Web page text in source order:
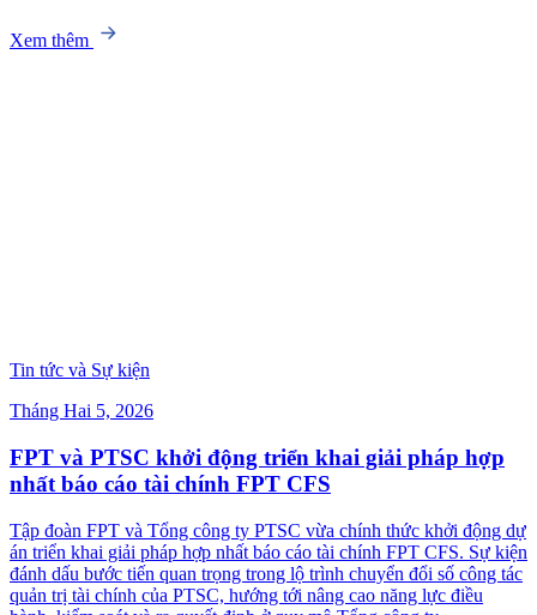
Xem thêm
Tin tức và Sự kiện
Tháng Hai 5, 2026
FPT và PTSC khởi động triển khai giải pháp hợp
nhất báo cáo tài chính FPT CFS
Tập đoàn FPT và Tổng công ty PTSC vừa chính thức khởi động dự
án triển khai giải pháp hợp nhất báo cáo tài chính FPT CFS. Sự kiện
đánh dấu bước tiến quan trọng trong lộ trình chuyển đổi số công tác
quản trị tài chính của PTSC, hướng tới nâng cao năng lực điều